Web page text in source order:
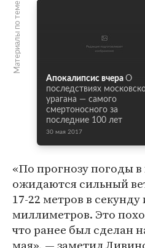
Материалы по теме
Апокалипсис вчера О
последствиях
урагана — самого
смертоносного за
последние 100 лет
30 мая 2017
«По прогнозу погоды
ожидаются сильный
17-22 метров в секунду
миллиметров. Это
что ранее был сделан